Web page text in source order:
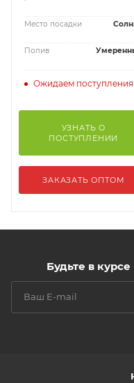
Место посадки
Полив
Ожидаем поступления
УЗНАТЬ О
ПОСТУПЛЕНИИ
ЗАКАЗАТЬ ОПТОМ
Будьте в